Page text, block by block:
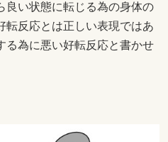
良い状態に転じる為の身体の
転反応とは正しい表現ではあ
る為に悪い好転反応と書かせ